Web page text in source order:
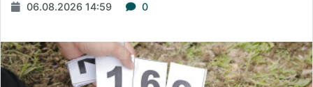
06.08.2026 14:59 0